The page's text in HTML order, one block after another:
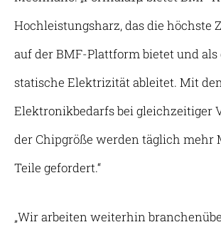
Hochleistungsharz, das die höchste
auf der BMF-Plattform bietet und als
statische Elektrizität ableitet. Mit
Elektronikbedarfs bei gleichzeitiger
der Chipgröße werden täglich mehr
Teile gefordert.“
„Wir arbeiten weiterhin